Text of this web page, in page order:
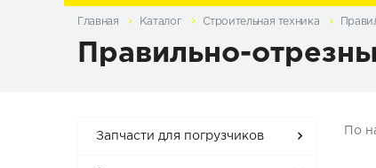
Главная Каталог Строительная техника
Правильно-
Запчасти для погрузчиков
По